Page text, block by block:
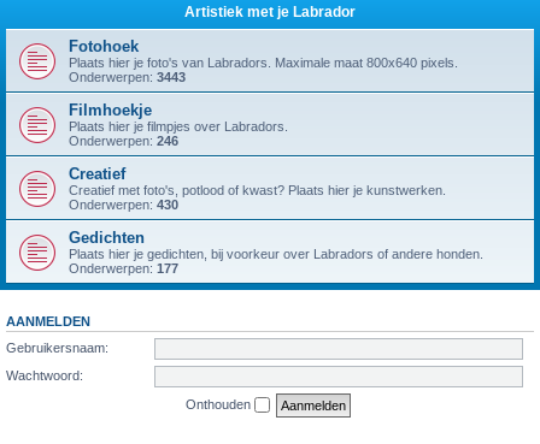
Artistiek met je Labrador
Fotohoek
Plaats hier je foto's van Labradors. Maximale maat 800x640 pixels.
Onderwerpen: 3443
Filmhoekje
Plaats hier je filmpjes over Labradors.
Onderwerpen: 246
Creatief
Creatief met foto's, potlood of kwast? Plaats hier je kunstwerken.
Onderwerpen: 430
Gedichten
Plaats hier je gedichten, bij voorkeur over Labradors of andere honden.
Onderwerpen: 177
AANMELDEN
Gebruikersnaam:
Wachtwoord:
Onthouden